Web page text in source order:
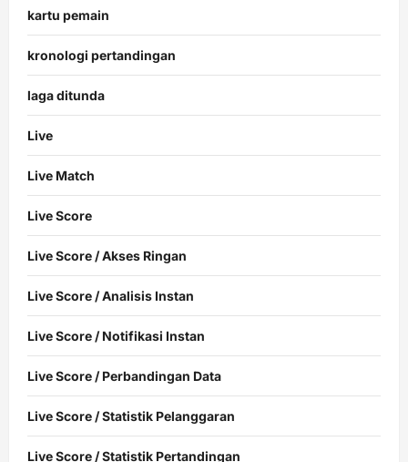
kartu pemain
kronologi pertandingan
laga ditunda
Live
Live Match
Live Score
Live Score / Akses Ringan
Live Score / Analisis Instan
Live Score / Notifikasi Instan
Live Score / Perbandingan Data
Live Score / Statistik Pelanggaran
Live Score / Statistik Pertandingan